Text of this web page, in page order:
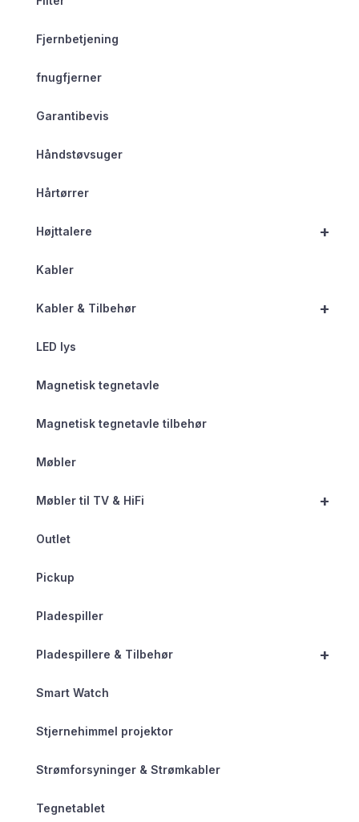
Fjernbetjening
fnugfjerner
Garantibevis
Håndstøvsuger
Hårtørrer
+
Højttalere
Kabler
+
Kabler & Tilbehør
LED lys
Magnetisk tegnetavle
Magnetisk tegnetavle tilbehør
Møbler
+
Møbler til TV & HiFi
Outlet
Pickup
Pladespiller
+
Pladespillere & Tilbehør
Smart Watch
Stjernehimmel projektor
Strømforsyninger & Strømkabler
Tegnetablet